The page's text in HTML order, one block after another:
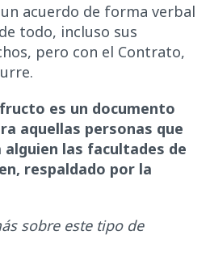
acuerdo de forma verbal
todo, incluso sus
pero con el Contrato,
es un documento
aquellas personas que
las facultades de
respaldado por la
sobre este tipo de